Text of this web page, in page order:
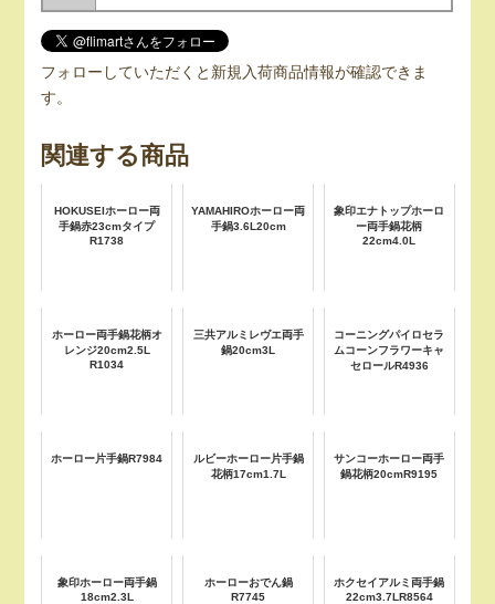
フォローしていただくと新規入荷商品情報が確認できま
す。
関連する商品
HOKUSEIホーロー両
手鍋赤23cmタイプ
R1738
YAMAHIROホーロー両
手鍋3.6L20cm
象印エナトップホーロ
ー両手鍋花柄
22cm4.0L
ホーロー両手鍋花柄オ
レンジ20cm2.5L
R1034
三共アルミレヴエ両手
鍋20cm3L
コーニングパイロセラ
ムコーンフラワーキャ
セロールR4936
ホーロー片手鍋R7984
ルビーホーロー片手鍋
花柄17cm1.7L
サンコーホーロー両手
鍋花柄20cmR9195
象印ホーロー両手鍋
18cm2.3L
ホーローおでん鍋
R7745
ホクセイアルミ両手鍋
22cm3.7LR8564